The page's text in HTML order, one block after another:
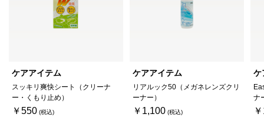
ケアアイテム
スッキリ爽快シート（クリーナ
ー・くもり止め）
￥550
ケアアイテム
リアルック50（メガネレンズクリ
ーナー）
￥1,100
ケ
ナ